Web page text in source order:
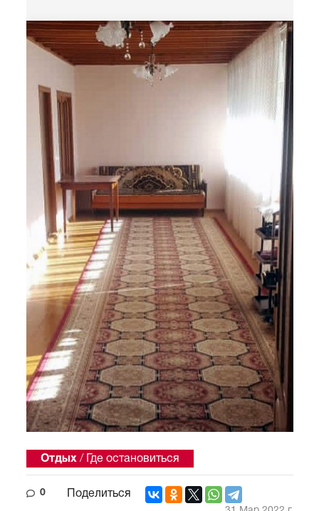
Отдых / Где остановиться
0 Поделиться